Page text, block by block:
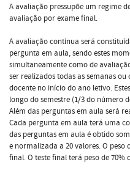
A avaliação pressupõe um regime
avaliação por exame final.
A avaliação contínua será
pergunta em aula, sendo estes
simultaneamente como de
ser realizados todas as semanas
docente no início do ano letivo.
longo do semestre (1/3 do número
Além das perguntas em aula será
Cada pergunta em aula terá uma
das perguntas em aula é obtido
e normalizada a 20 valores. O peso
final. O teste final terá peso de 70%